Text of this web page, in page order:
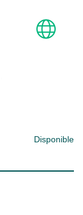
Disponible